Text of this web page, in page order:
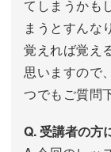
てしまうかも
まうとすんな
覚えれば覚え
思いますので
つでもご質問
Q. 受講者の方